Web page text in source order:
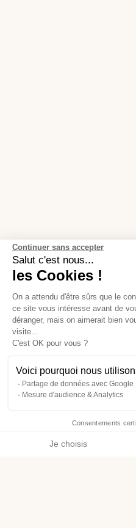
Continuer sans accepter
Salut c'est nous...
les Cookies !
On a attendu d'être sûrs que le
ce site vous intéresse avant de
déranger, mais on aimerait bien
visite...
C'est OK pour vous ?
Voici pourquoi nous
Partage de données avec Google
Mesure d'audience & Analytics
Consentements
Je choisis